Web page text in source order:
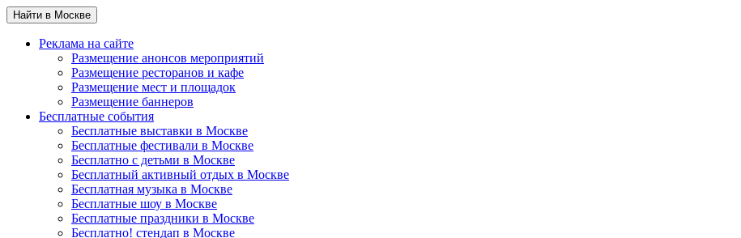
Найти в Москве
Реклама на сайте
Размещение анонсов мероприятий
Размещение ресторанов и кафе
Размещение мест и площадок
Размещение баннеров
Бесплатные события
Бесплатные выставки в Москве
Бесплатные фестивали в Москве
Бесплатно с детьми в Москве
Бесплатный активный отдых в Москве
Бесплатная музыка в Москве
Бесплатные шоу в Москве
Бесплатные праздники в Москве
Бесплатно! стендап в Москве